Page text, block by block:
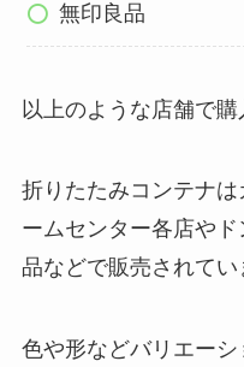
無印良品
以上のような店舗で購
折りたたみコンテナ
ームセンター各店や
品などで販売されてい
色や形などバリエー